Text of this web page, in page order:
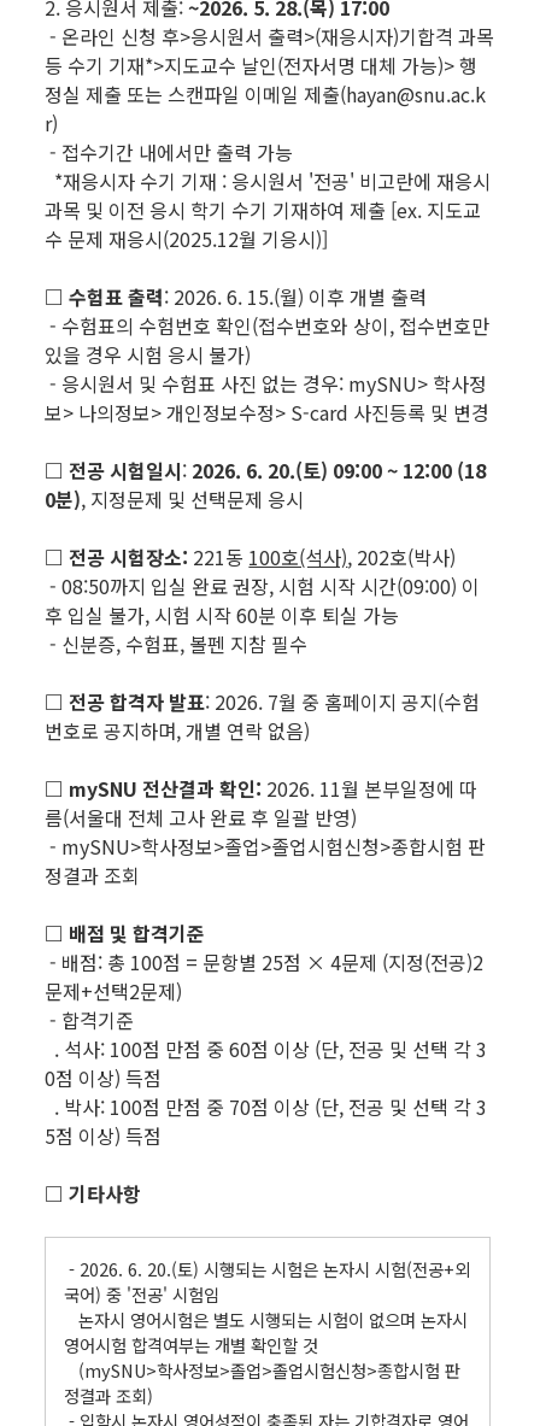
2. 응시원서 제출:~2026. 5. 28.(목) 17:00
- 온라인 신청 후>응시원서 출력>(재응시자)기합격 과목
등 수기 기재*>지도교수 날인(전자서명 대체 가능)> 행
정실 제출 또는 스캔파일 이메일 제출(hayan@snu.ac.k
r)
- 접수기간 내에서만 출력 가능
*재응시자 수기 기재 : 응시원서 '전공' 비고란에 재응시
과목 및 이전 응시 학기 수기 기재하여 제출 [ex. 지도교
수 문제 재응시(2025.12월 기응시)]
□ 수험표 출력: 2026. 6. 15.(월) 이후 개별 출력
- 수험표의 수험번호 확인(접수번호와 상이, 접수번호만
있을 경우 시험 응시 불가)
- 응시원서 및 수험표 사진 없는 경우: mySNU> 학사정
보> 나의정보> 개인정보수정> S-card 사진등록 및 변경
□ 전공 시험일시: 2026. 6. 20.(토) 09:00 ~ 12:00 (18
0분), 지정문제 및 선택문제 응시
□ 전공 시험장소: 221동 100호(석사), 202호(박사)
- 08:50까지 입실 완료 권장, 시험 시작 시간(09:00) 이
후 입실 불가, 시험 시작 60분 이후 퇴실 가능
- 신분증, 수험표, 볼펜 지참 필수
□ 전공 합격자 발표: 2026. 7월 중 홈페이지 공지(수험
번호로 공지하며, 개별 연락 없음)
□ mySNU 전산결과 확인: 2026. 11월 본부일정에 따
름(서울대 전체 고사 완료 후 일괄 반영)
- mySNU>학사정보>졸업>졸업시험신청>종합시험 판
정결과 조회
□ 배점 및 합격기준
- 배점: 총 100점 = 문항별 25점 × 4문제 (지정(전공)2
문제+선택2문제)
- 합격기준
. 석사: 100점 만점 중 60점 이상 (단, 전공 및 선택 각 3
0점 이상) 득점
. 박사: 100점 만점 중 70점 이상 (단, 전공 및 선택 각 3
5점 이상) 득점
□ 기타사항
- 2026. 6. 20.(토) 시행되는 시험은 논자시 시험(전공+외
국어) 중 '전공' 시험임
논자시 영어시험은 별도 시행되는 시험이 없으며 논자시
영어시험 합격여부는 개별 확인할 것
(mySNU>학사정보>졸업>졸업시험신청>종합시험 판
정결과 조회)
- 입학시 논자시 영어성적이 충족된 자는 기합격자로 영어